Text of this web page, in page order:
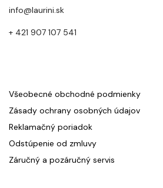
info@laurini.sk
+ 421 907 107 541
Všeobecné obchodné podmienky
Zásady ochrany osobných údajov
Reklamačný poriadok
Odstúpenie od zmluvy
Záručný a pozáručný servis